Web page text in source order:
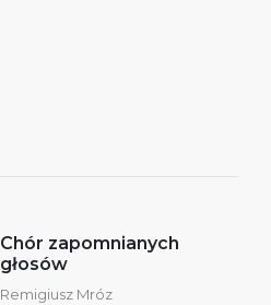
Chór zapomnianych
głosów
Remigiusz Mróz